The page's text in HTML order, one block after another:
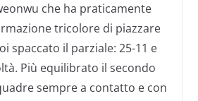
che ha praticamente
tricolore di piazzare
spaccato il parziale: 25-11 e
Più equilibrato il secondo
sempre a contatto e con